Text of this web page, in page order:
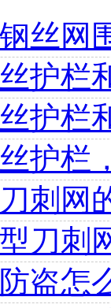
丝网
护栏
护栏
护栏
刺网
刀刺
盗怎